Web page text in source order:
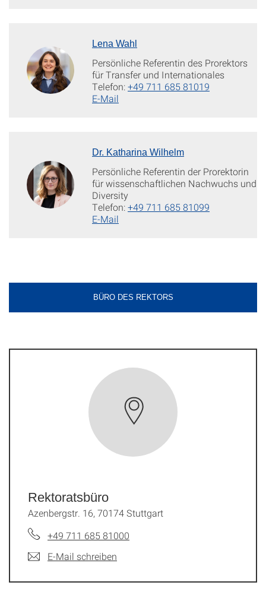
Lena Wahl
Persönliche Referentin des Prorektors
für Transfer und Internationales
Telefon:+49 711 685 81019
E-Mail
Dr. Katharina Wilhelm
Persönliche Referentin der Prorektorin
für wissenschaftlichen Nachwuchs und
Diversity
Telefon:+49 711 685 81099
E-Mail
BÜRO DES REKTORS
Rektoratsbüro
Azenbergstr. 16, 70174 Stuttgart
+49 711 685 81000
E-Mail schreiben